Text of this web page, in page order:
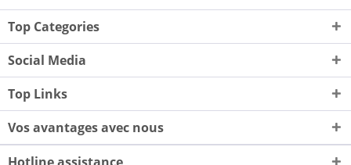
Top Categories
Social Media
Top Links
Vos avantages avec nous